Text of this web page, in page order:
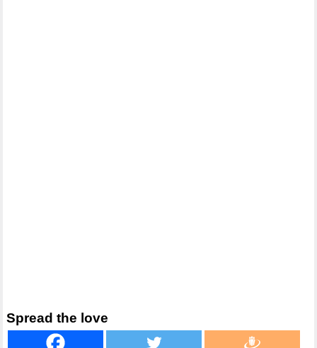
Spread the love